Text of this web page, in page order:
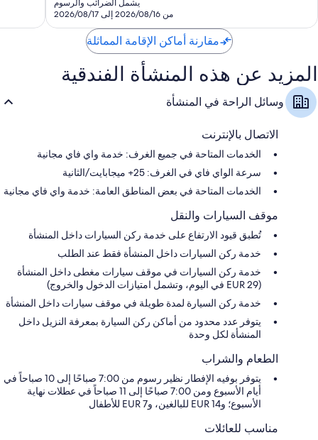
SAR
405
يشمل الضرائب والرسوم
من 2026/08/16 إلى 2026/08/17
مقارنة أماكن الإقامة المماثلة
المزيد عن هذه المنشأة الفندقية
وسائل الراحة في المنشأة
الاتصال بالإنترنت
الخدمات المتاحة في جميع الغرف: خدمة واي فاي مجانية
سرعة الواي فاي في الغرف: 25+ ميجابايت/الثانية
الخدمات المتاحة في بعض المناطق العامة: خدمة واي فاي مجانية
موقف السيارات والنقل
تُطبق قيود الارتفاع على خدمة ركن السيارات داخل المنشأة
خدمة ركن السيارات داخل المنشأة فقط عند الطلب
خدمة ركن السيارات في موقف سيارات مغطى داخل المنشأة
(EUR 29 في اليوم، وتشمل امتيازات الدخول والخروج)
خدمة ركن السيارة لمدة طويلة في موقف سيارات داخل المنشأة
يتوفر عدد محدود من أماكن ركن السيارة بمعرفة النزيل داخل
المنشأة لكل وحدة
الطعام والشراب
يتوفر بوفيه الإفطار نظير رسوم من 7:00 صباحًا إلى 10 صباحاً في
أيام الأسبوع ومن 7:00 صباحًا إلى 11 صباحاً في عطلات نهاية
الأسبوع؛ و14 EUR للبالغين، و7 EUR للأطفال
مناسب للعائلات